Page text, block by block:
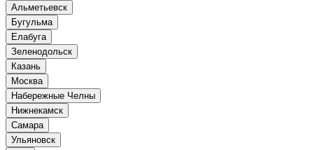
Альметьевск
Бугульма
Елабуга
Зеленодольск
Казань
Москва
Набережные Челны
Нижнекамск
Самара
Ульяновск